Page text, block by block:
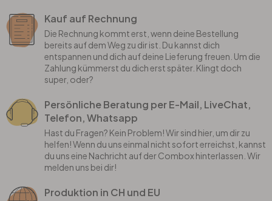
Kauf auf Rechnung
Die Rechnung kommt erst, wenn deine Bestellung
bereits auf dem Weg zu dir ist. Du kannst dich
entspannen und dich auf deine Lieferung freuen. Um die
Zahlung kümmerst du dich erst später. Klingt doch
super, oder?
Persönliche Beratung per E-Mail, LiveChat,
Telefon, Whatsapp
Hast du Fragen? Kein Problem! Wir sind hier, um dir zu
helfen! Wenn du uns einmal nicht sofort erreichst, kannst
du uns eine Nachricht auf der Combox hinterlassen. Wir
melden uns bei dir!
Produktion in CH und EU